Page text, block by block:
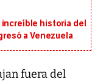
increíble historia del
a Venezuela
fuera del